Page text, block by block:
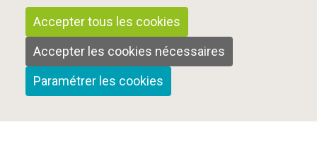
Accepter tous les cookies
Accepter les cookies nécessaires
Paramétrer les cookies